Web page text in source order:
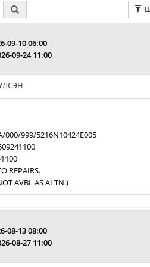
09-10 06:00
09-24 11:00
999/5216N10424E005
REPAIRS.
AVBL AS ALTN.)
08-13 08:00
08-27 11:00